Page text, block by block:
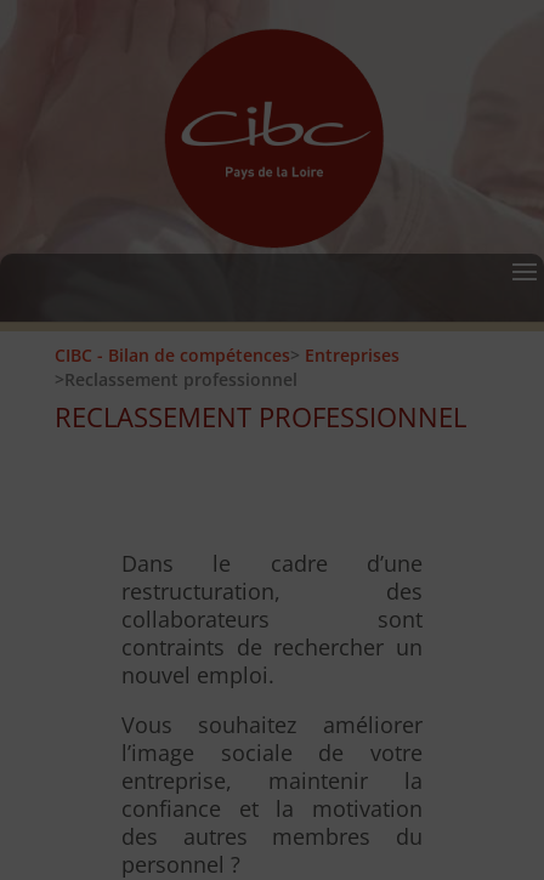
CIBC - Bilan de compétences> Entreprises
>Reclassement professionnel
RECLASSEMENT PROFESSIONNEL
Dans le cadre d’une
restructuration, des
collaborateurs sont
contraints de rechercher un
nouvel emploi.
Vous souhaitez améliorer
l’image sociale de votre
entreprise, maintenir la
confiance et la motivation
des autres membres du
personnel ?